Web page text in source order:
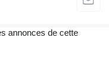
annonces de cette